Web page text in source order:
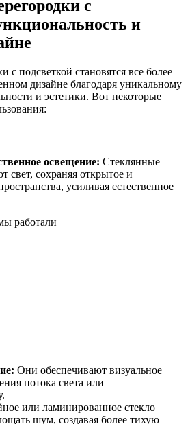
с
и
с подсветкой становятся все более
дизайне благодаря уникальному
и эстетики. Вот некоторые
освещение: Стеклянные
свет, сохраняя открытое и
усиливая естественное
работали
Они обеспечивают визуальное
потока света или
или ламинированное стекло
шум, создавая более тихую